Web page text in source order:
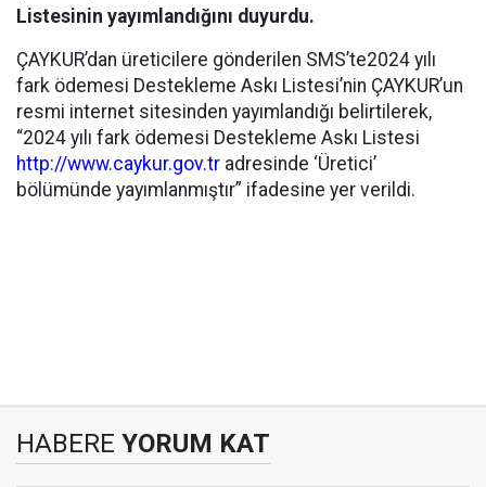
Listesinin yayımlandığını duyurdu.
ÇAYKUR’dan üreticilere gönderilen SMS’te2024 yılı
fark ödemesi Destekleme Askı Listesi’nin ÇAYKUR’un
resmi internet sitesinden yayımlandığı belirtilerek,
“2024 yılı fark ödemesi Destekleme Askı Listesi
http://www.caykur.gov.tr adresinde ‘Üretici’
bölümünde yayımlanmıştır” ifadesine yer verildi.
HABERE YORUM KAT